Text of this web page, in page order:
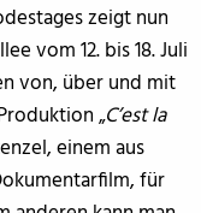
zeigt nun
vom 12. bis 18. Juli
von, über und mit
„C’est la
einem aus
für